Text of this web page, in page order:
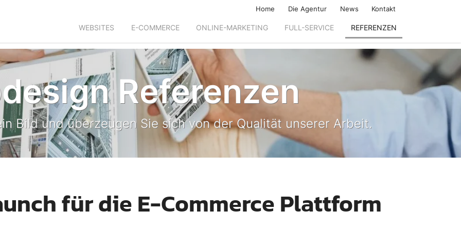
Home Die Agentur News Kontakt
WEBSITES E-COMMERCE ONLINE-MARKETING FULL-SERVICE REFERENZEN
Referenzen
Bild und überzeugen Sie sich von der Qualität unserer Arbeit.
für die E-Commerce Plattform